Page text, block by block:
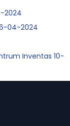
2024
04-2024
Inventas 10-